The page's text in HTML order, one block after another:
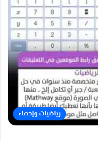
رياضيات وإحصاء